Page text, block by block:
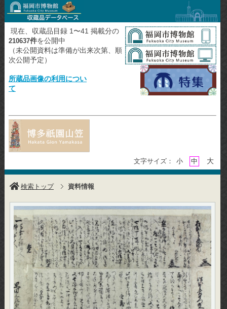
現在、収蔵品目録 1〜41 掲載分の
210637件を公開中
（未公開資料は準備が出来次第、順
次公開予定）
所蔵品画像の利用につい
て
文字サイズ： 小 中 大
検索トップ 資料情報